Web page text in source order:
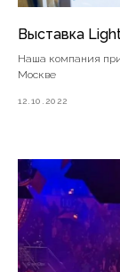
Выставка
Наша компания
Москве
12.10.2022